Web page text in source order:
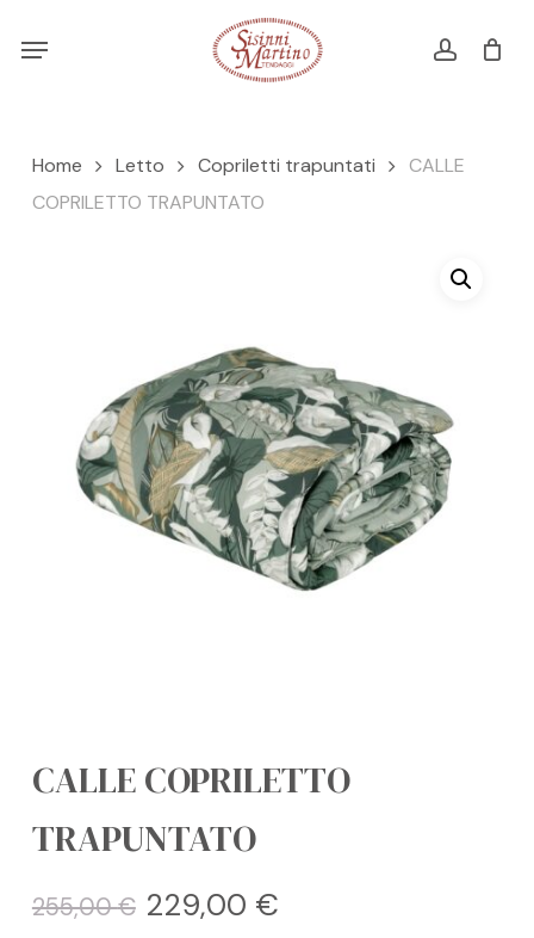
account
Menu
CLOSE
CART
Home Letto Copriletti trapuntati
CALLE
COPRILETTO TRAPUNTATO
CALLE COPRILETTO
TRAPUNTATO
255,00€ Il
229,00 €Il